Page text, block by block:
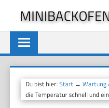
springen
Du bist hier:Start →Wartung
die Temperatur schnell und